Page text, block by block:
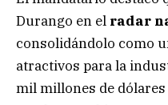
Durango en el radar
consolidándolo como
atractivos para la
mil millones de